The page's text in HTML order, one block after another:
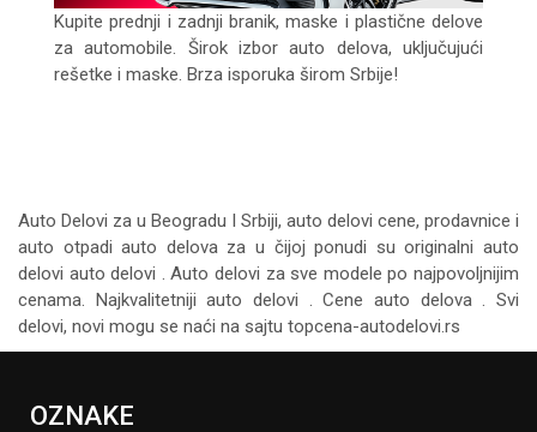
Kupite prednji i zadnji branik, maske i plastične delove
za automobile. Širok izbor auto delova, uključujući
rešetke i maske. Brza isporuka širom Srbije!
Auto Delovi za u Beogradu I Srbiji, auto delovi cene, prodavnice i
auto otpadi auto delova za u čijoj ponudi su originalni auto
delovi auto delovi . Auto delovi za sve modele po najpovoljnijim
cenama. Najkvalitetniji auto delovi . Cene auto delova . Svi
delovi, novi mogu se naći na sajtu topcena-autodelovi.rs
OZNAKE